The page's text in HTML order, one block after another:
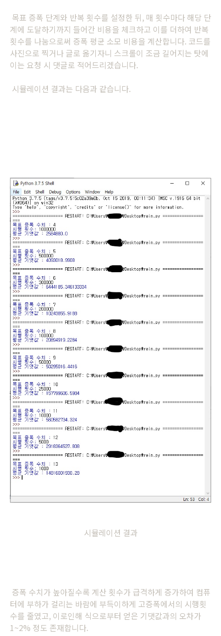
목표 증폭 단계와 반복 횟수를 설정한 뒤, 매 횟수마다 해당 단
계에 도달하기까지 들어간 비용을 체크하고 이를 더하여 반복
횟수를 나눔으로써 증폭 평균 소모 비용을 계산합니다. 코드를
사진으로 찍거나 글로 옮기자니 스크롤이 조금 길어지는 탓에
이는 요청 시 댓글로 적어드리겠습니다.
시뮬레이션 결과는 다음과 같습니다.
시뮬레이션 결과
증폭 수치가 높아질수록 계산 횟수가 급격하게 증가하여 컴퓨
터에 부하가 걸리는 바람에 부득이하게 고증폭에서의 시행횟
수를 줄였고, 이로인해 식으로부터 얻은 기댓값과의 오차가
1~2% 정도 존재합니다.